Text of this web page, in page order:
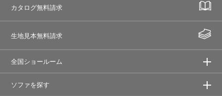
カタログ無料請求
生地見本無料請求
全国ショールーム
ソファを探す